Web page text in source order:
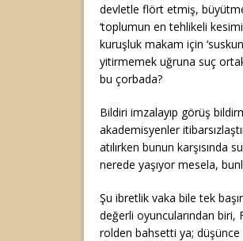
devletle flört etmiş,
‘toplumun en tehlikeli
kuruşluk makam için
yitirmemek uğruna suç
bu çorbada?
Bildiri imzalayıp görüş
akademisyenler
atılırken bunun
nerede yaşıyor mesela,
Şu ibretlik vaka bile tek
değerli oyuncularından
rolden bahsetti ya;